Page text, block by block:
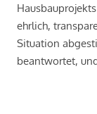
ehrlich,
Situation
beantwortet,